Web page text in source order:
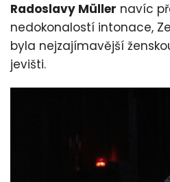
Radoslavy Müller navíc
nedokonalostí intonace,
byla nejzajímavější
jevišti.